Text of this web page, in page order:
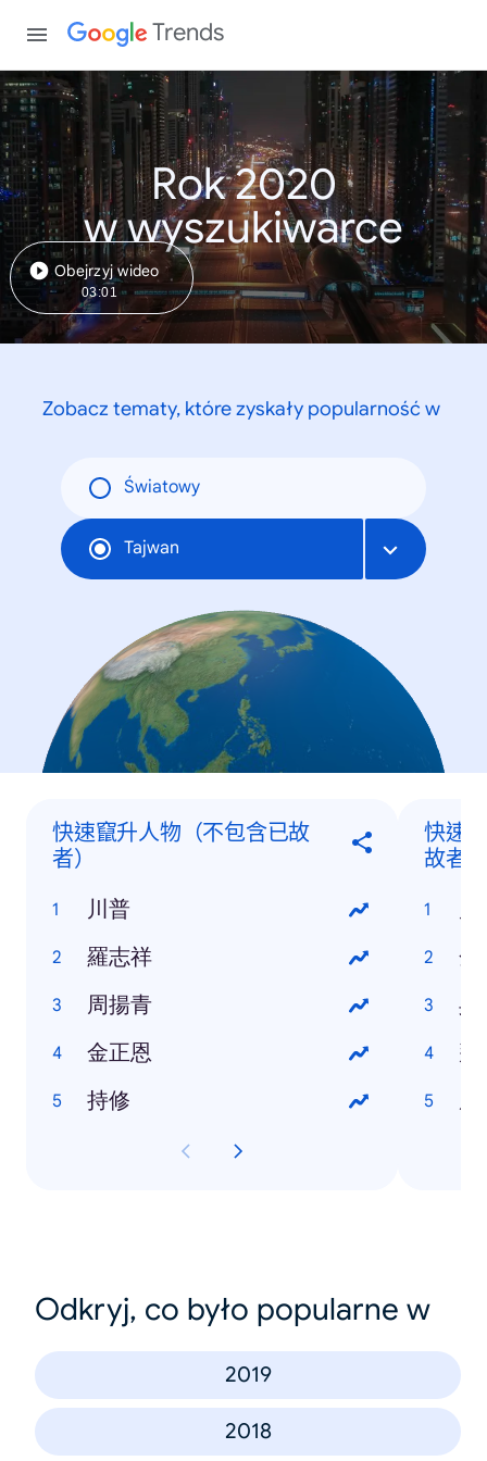
Trends
Rok 2020
w wyszukiwarce
Obejrzyj wideo
03:01
Zobacz tematy, które zyskały popularność w
Światowy
Tajwan
快速竄升人物（不包含已故
者）
川普
羅志祥
周揚青
金正恩
持修
快速
故者
金
吳
拜
Odkryj, co było popularne w
2019
2018